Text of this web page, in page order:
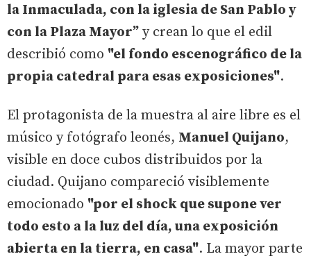
la Inmaculada, con la iglesia de San Pablo y
con la Plaza Mayor” y crean lo que el edil
describió como "el fondo escenográfico de la
propia catedral para esas exposiciones".
El protagonista de la muestra al aire libre es el
músico y fotógrafo leonés, Manuel Quijano,
visible en doce cubos distribuidos por la
ciudad. Quijano compareció visiblemente
emocionado "por el shock que supone ver
todo esto a la luz del día, una exposición
abierta en la tierra, en casa". La mayor parte